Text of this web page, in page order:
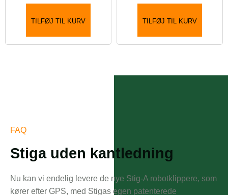
TILFØJ TIL KURV TILFØJ TIL KURV
FAQ
Stiga uden kantledning
Nu kan vi endelig levere de nye Stig-A robotklippere, som
kører efter GPS, med Stigas egen patenterede